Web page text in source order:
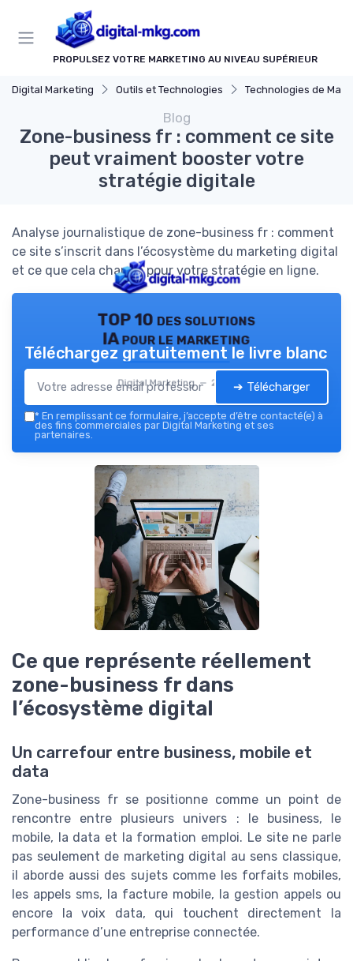
PROPULSEZ VOTRE MARKETING AU NIVEAU SUPÉRIEUR
Digital Marketing Outils et Technologies Technologies de Marketing
Blog
Zone-business fr : comment ce site
peut vraiment booster votre
stratégie digitale
Analyse journalistique de zone-business fr : comment
ce site s’inscrit dans l’écosystème du marketing digital
et ce que cela change pour votre stratégie en ligne.
TOP 10 des solutions
IA pour le marketing
Digital Marketing — 2026
Téléchargez gratuitement le livre blanc
➔ Télécharger
* En remplissant ce formulaire, j’accepte d’être contacté(e) à
des fins commerciales par Digital Marketing et ses
partenaires.
Ce que représente réellement
zone-business fr dans
l’écosystème digital
Un carrefour entre business, mobile et
data
Zone-business fr se positionne comme un point de
rencontre entre plusieurs univers : le business, le
mobile, la data et la formation emploi. Le site ne parle
pas seulement de marketing digital au sens classique,
il aborde aussi des sujets comme les forfaits mobiles,
les appels sms, la facture mobile, la gestion appels ou
encore la voix data, qui touchent directement la
performance d’une entreprise connectée.
Panneau de gestion des cookies